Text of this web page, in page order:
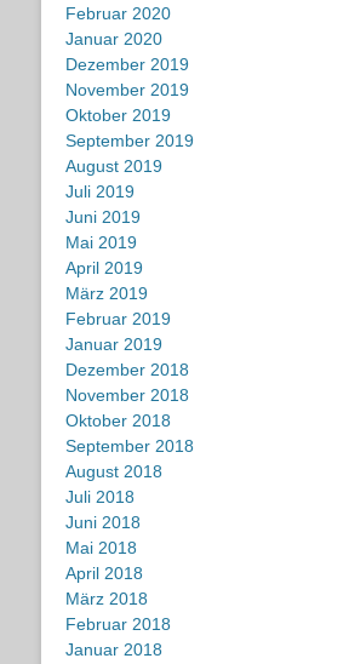
Februar 2020
Januar 2020
Dezember 2019
November 2019
Oktober 2019
September 2019
August 2019
Juli 2019
Juni 2019
Mai 2019
April 2019
März 2019
Februar 2019
Januar 2019
Dezember 2018
November 2018
Oktober 2018
September 2018
August 2018
Juli 2018
Juni 2018
Mai 2018
April 2018
März 2018
Februar 2018
Januar 2018